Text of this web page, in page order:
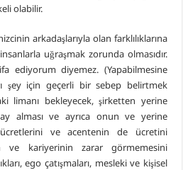
olabilir.
arkadaşlarıyla olan farklılıklarına
uğraşmak zorunda olmasıdır.
ediyorum diyemez. (Yapabilmesine
şey için geçerli bir sebep belirtmek
limanı bekleyecek, şirketten yerine
alması ve ayrıca onun ve yerine
ve acentenin de ücretini
ve kariyerinin zarar görmemesini
ego çatışmaları, mesleki ve kişisel